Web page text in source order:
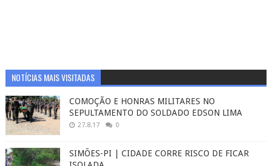
NOTÍCIAS MAIS VISITADAS
COMOÇÃO E HONRAS MILITARES NO
SEPULTAMENTO DO SOLDADO EDSON LIMA
27.8.17 0
SIMÕES-PI | CIDADE CORRE RISCO DE FICAR